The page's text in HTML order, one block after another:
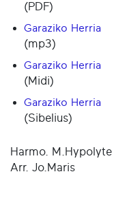
(PDF)
Garaziko Herria
(mp3)
Garaziko Herria
(Midi)
Garaziko Herria
(Sibelius)
Harmo. M.Hypolyte
Arr. Jo.Maris